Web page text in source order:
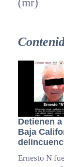
(mr)
Detienen
Baja
Ernesto N